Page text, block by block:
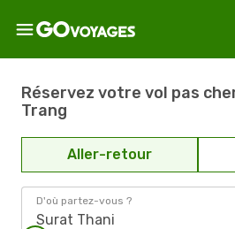
Réservez votre vol pas
Trang
Aller-retour
D'où partez-vous ?
Surat Thani